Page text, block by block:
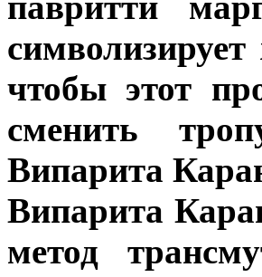
чтобы этот
сменить
Випарита
Випарита
метод